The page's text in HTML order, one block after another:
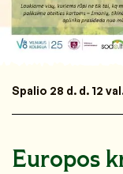
Spalio 28 d. d. 12
Europos